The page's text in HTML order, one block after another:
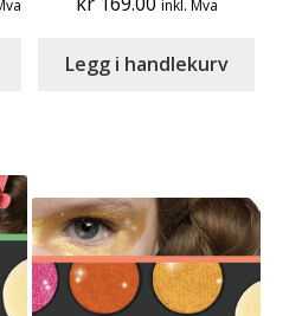
inkl. Mva
Legg i handlekurv